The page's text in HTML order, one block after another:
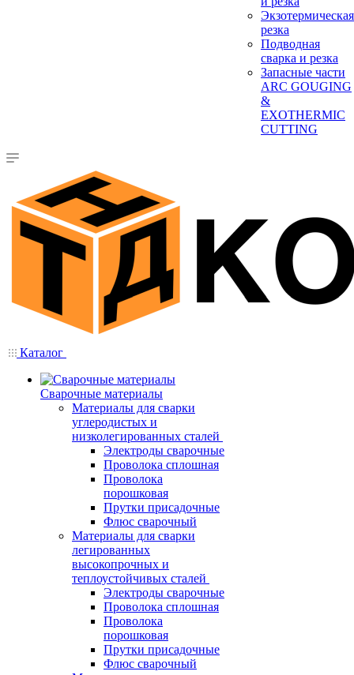
Экзотермическая
резка
Подводная
сварка и резка
Запасные части
ARC GOUGING
&
EXOTHERMIC
CUTTING
Каталог
Сварочные материалы
Материалы для сварки
углеродистых и
низколегированных сталей
Электроды сварочные
Проволока сплошная
Проволока
порошковая
Прутки присадочные
Флюс сварочный
Материалы для сварки
легированных
высокопрочных и
теплоустойчивых сталей
Электроды сварочные
Проволока сплошная
Проволока
порошковая
Прутки присадочные
Флюс сварочный